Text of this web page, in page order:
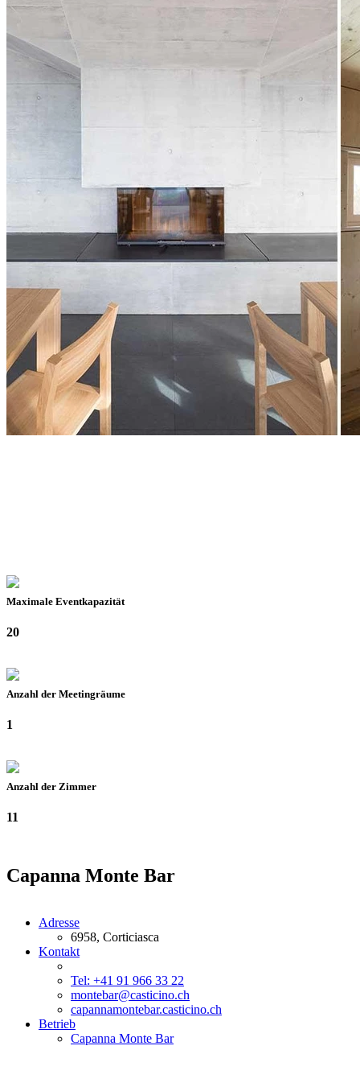
Maximale Eventkapazität
20
Anzahl der Meetingräume
1
Anzahl der Zimmer
11
Capanna Monte Bar
Adresse
6958, Corticiasca
Kontakt
Tel: +41 91 966 33 22
montebar@casticino.ch
capannamontebar.casticino.ch
Betrieb
Capanna Monte Bar